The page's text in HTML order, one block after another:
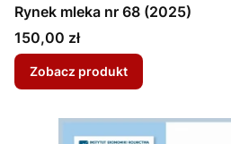
Rynek mleka nr 68 (2025)
Cena
150,00 zł
Zobacz produkt